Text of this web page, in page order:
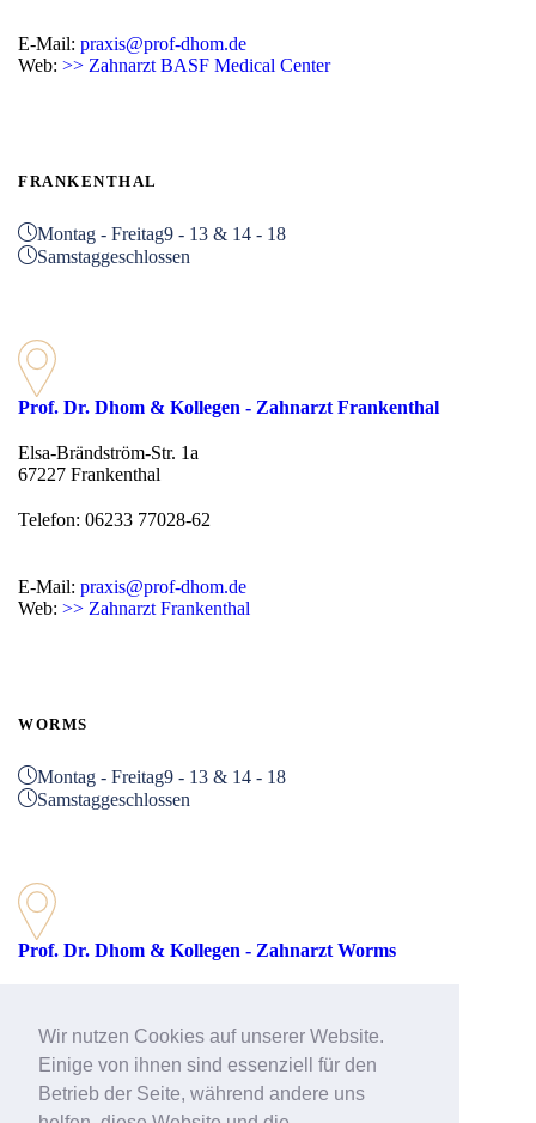
Wir nutzen Cookies auf unserer Website.
Einige von ihnen sind essenziell für den
Betrieb der Seite, während andere uns
E-Mail: praxis@prof-dhom.de
Web: >> Zahnarzt BASF Medical Center
FRANKENTHAL
Montag - Freitag9 - 13 & 14 - 18
Samstaggeschlossen
Prof. Dr. Dhom & Kollegen - Zahnarzt Frankenthal
Elsa-Brändström-Str. 1a
67227 Frankenthal
Telefon: 06233 77028-62
E-Mail: praxis@prof-dhom.de
Web: >> Zahnarzt Frankenthal
WORMS
Montag - Freitag9 - 13 & 14 - 18
Samstaggeschlossen
Prof. Dr. Dhom & Kollegen - Zahnarzt Worms
Telefon: 06241 39512-51